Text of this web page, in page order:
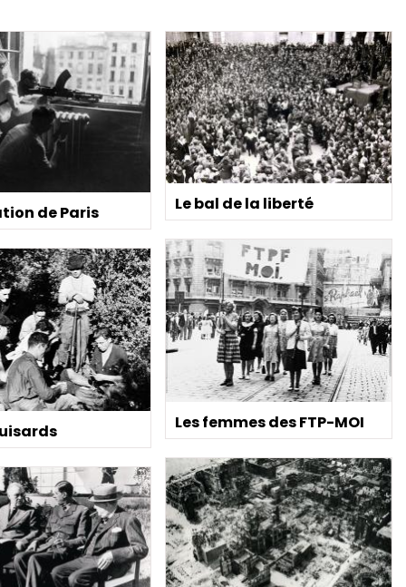
de Paris Le bal de la liberté
Les femmes des FTP-MOI